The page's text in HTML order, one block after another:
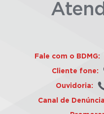
Fale com o BDMG:
Cliente fone:
Ouvidoria:
Canal de